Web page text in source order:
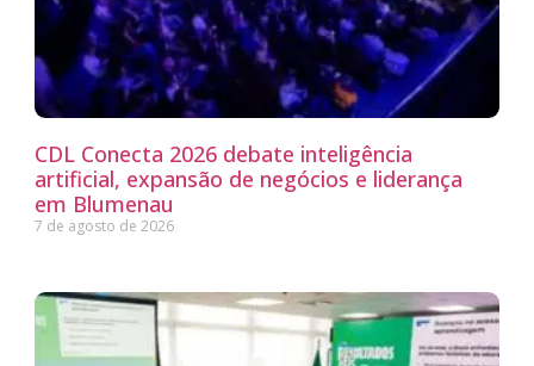
CDL Conecta 2026 debate inteligência
artificial, expansão de negócios e liderança
em Blumenau
7 de agosto de 2026